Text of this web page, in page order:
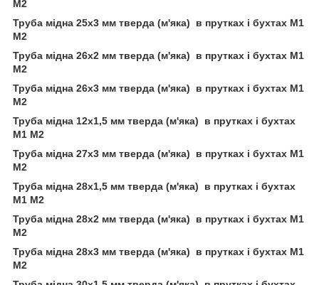
М2
Труба мідна 25х3 мм тверда (м'яка) в прутках і бухтах М1
М2
Труба мідна 26х2 мм тверда (м'яка) в прутках і бухтах М1
М2
Труба мідна 26х3 мм тверда (м'яка) в прутках і бухтах М1
М2
Труба мідна 12х1,5 мм тверда (м'яка) в прутках і бухтах
М1 М2
Труба мідна 27х3 мм тверда (м'яка) в прутках і бухтах М1
М2
Труба мідна 28х1,5 мм тверда (м'яка) в прутках і бухтах
М1 М2
Труба мідна 28х2 мм тверда (м'яка) в прутках і бухтах М1
М2
Труба мідна 28х3 мм тверда (м'яка) в прутках і бухтах М1
М2